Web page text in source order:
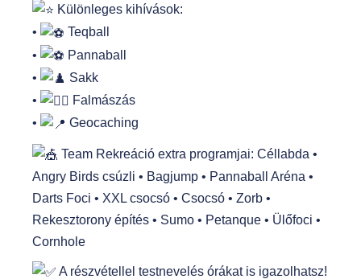
Különleges kihívások:
•
Teqball
•
Pannaball
•
Sakk
•
Falmászás
•
Geocaching
Team Rekreáció extra programjai: Céllabda •
Angry Birds csúzli • Bagjump • Pannaball Aréna •
Darts Foci • XXL csocsó • Csocsó • Zorb •
Rekesztorony építés • Sumo • Petanque • Ülőfoci •
Cornhole
A részvétellel testnevelés órákat is igazolhatsz!